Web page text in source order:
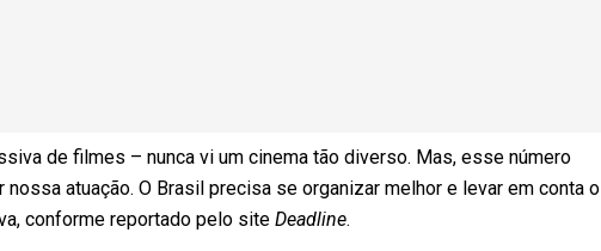
de filmes – nunca vi um cinema tão diverso. Mas, esse número
atuação. O Brasil precisa se organizar melhor e levar em conta o
conforme reportado pelo site Deadline.